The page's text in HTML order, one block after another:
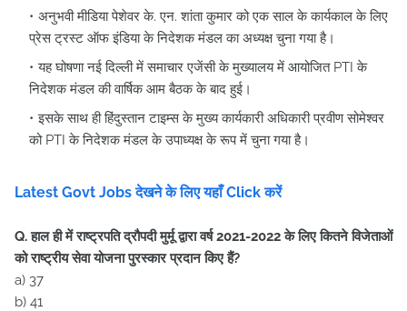
अनुभवी मीडिया पेशेवर के. एन. शांता कुमार को एक साल के कार्यकाल के लिए
प्रेस ट्रस्ट ऑफ इंडिया के निदेशक मंडल का अध्यक्ष चुना गया है।
यह घोषणा नई दिल्ली में समाचार एजेंसी के मुख्यालय में आयोजित PTI के
निदेशक मंडल की वार्षिक आम बैठक के बाद हुई।
इसके साथ ही हिंदुस्तान टाइम्स के मुख्य कार्यकारी अधिकारी प्रवीण सोमेश्वर
को PTI के निदेशक मंडल के उपाध्यक्ष के रूप में चुना गया है।
Latest Govt Jobs देखने के लिए यहाँ Click करें
Q. हाल ही में राष्ट्रपति द्रौपदी मुर्मू द्वारा वर्ष 2021-2022 के लिए कितने विजेताओं
को राष्ट्रीय सेवा योजना पुरस्कार प्रदान किए हैं?
a) 37
b) 41